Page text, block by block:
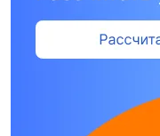
Адрес и режим